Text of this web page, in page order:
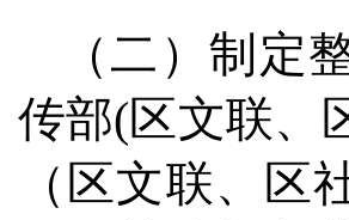
（二）制定
传部(区文联、
（区文联、